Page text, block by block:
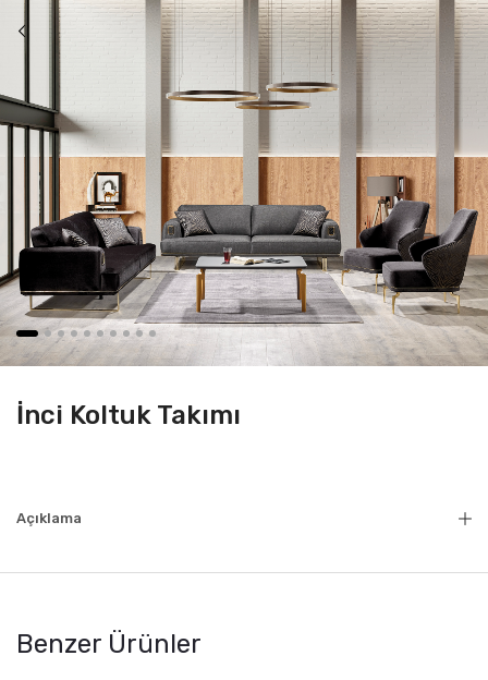
İnci Koltuk Takımı
Açıklama
Benzer Ürünler